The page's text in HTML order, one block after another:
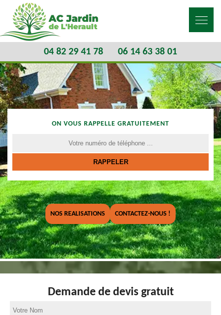
04 82 29 41 78 06 14 63 38 01
ON VOUS RAPPELLE GRATUITEMENT
NOS REALISATIONS CONTACTEZ-NOUS !
Demande de devis gratuit